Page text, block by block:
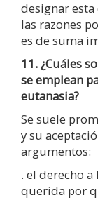
designar esta
las razones
es de suma
11. ¿Cuáles
se emplean
eutanasia?
Se suele
y su
argumentos:
. el derecho
querida por